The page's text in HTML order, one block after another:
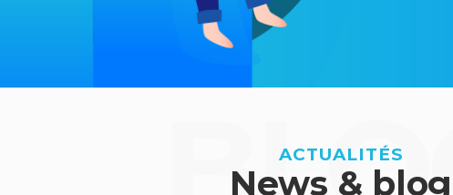
ACTUALITÉS
News & blog